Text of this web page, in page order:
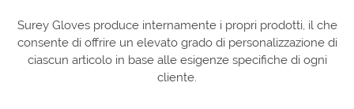
Surey Gloves produce internamente i propri prodotti, il che
consente di offrire un elevato grado di personalizzazione di
ciascun articolo in base alle esigenze specifiche di ogni
cliente.